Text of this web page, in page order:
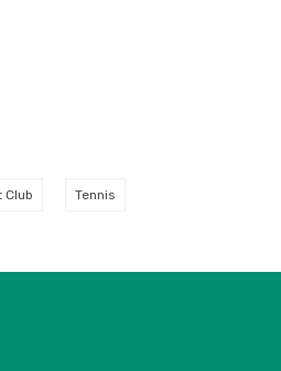
Club Tennis